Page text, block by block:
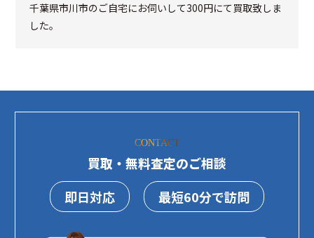
千葉県市川市のご自宅にお伺いして300円にて買取致しま
した。
CONTACT
買取・無料査定のご相談
即日対応
最短60分で訪問